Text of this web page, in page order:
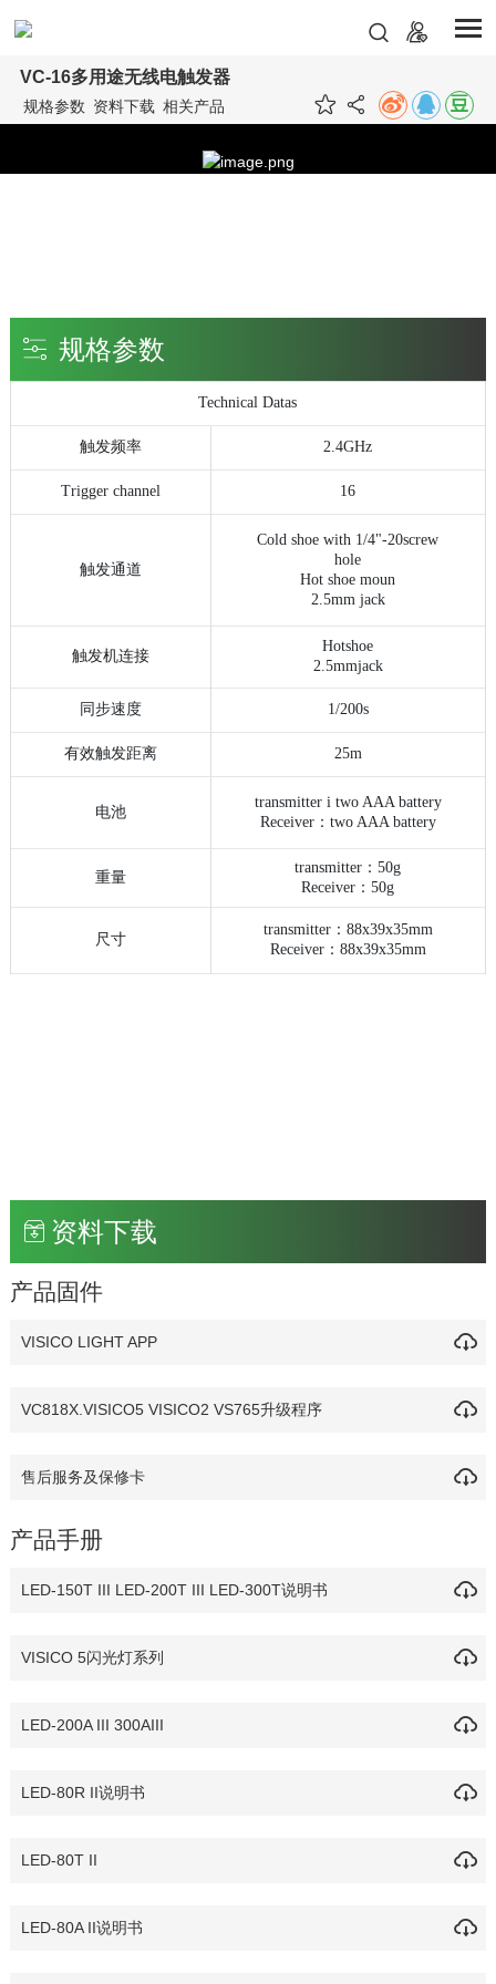
VC-16多用途无线电触发器
规格参数 资料下载 相关产品
规格参数
Technical Datas
触发频率 2.4GHz
Trigger channel 16
触发通道
Cold shoe with 1/4"-20screw
hole
Hot shoe moun
2.5mm jack
触发机连接
Hotshoe
2.5mmjack
同步速度 1/200s
有效触发距离 25m
电池
transmitter i two AAA battery
Receiver： two AAA battery
重量
transmitter ：50g
Receiver ：50g
尺寸
transmitter： 88x39x35mm
Receiver： 88x39x35mm
资料下载
产品固件
VISICO LIGHT APP
VC818X.VISICO5 VISICO2 VS765升级程序
售后服务及保修卡
产品手册
LED-150T III LED-200T III LED-300T说明书
VISICO 5闪光灯系列
LED-200A III 300AIII
LED-80R II说明书
LED-80T II
LED-80A II说明书